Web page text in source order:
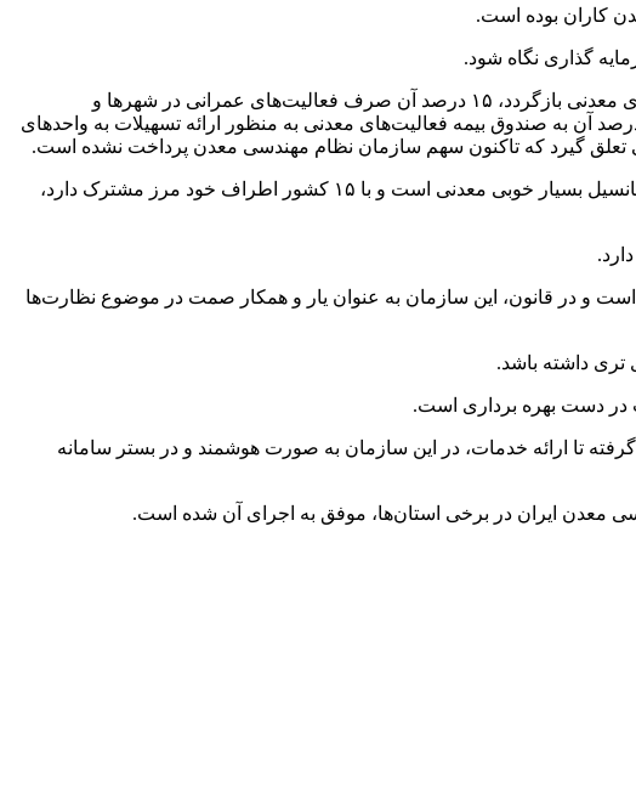
گذاری نگاه شود.
بستامی گفت:آنچه به عنوان حقوق دولتی به خزانه واریز می‌شود، باید ۶۵ درصد آن به وزارت صمت با هدف بسترسازی فعالی‌های معدنی بازگردد، ۱۵ درصد آن صرف فعالیت‌های عمرانی در شهرها و
شود، پنج درصد آن به صندوق بیمه فعالیت‌های معدنی به منظور ارائه تسهیلات به واحدهای
تعلق گیرد که تاکنون سهم سازمان نظام مهندسی معدن پرداخت نشده است.
بستامی در ادامه با بیان این که سرمایه گذاری در حوزه معدن کاری بسیار سنگین و پیچیده است، خاطرنشان کرد: ایران دارای پتانسیل بسیار خوبی معدنی است و با ۱۵ کشور اطراف خود مرز مشترک دارد،
در قانون، این سازمان به عنوان یار و همکار صمت در موضوع نظارت‌ها
داشته باشد.
در دست بهره برداری است.
نظام مهندسی معدن از مکاتبات اداری گرفته تا ارائه خدمات، در این سازمان به صورت هوشمند و در بستر سامانه
معدن ایران در برخی استان‌ها، موفق به اجرای آن شده است.